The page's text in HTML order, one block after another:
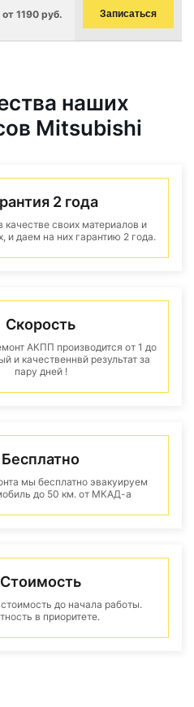
от 1190 руб. Записаться
наших
Mitsubishi
2 года
своих материалов и
и даем на них гарантию 2 года.
Скорость
АКПП производится от 1 до
и качественнвй результат за
пару дней !
Бесплатно
мы бесплатно эвакуируем
до 50 км. от МКАД-а
Стоимость
до начала работы.
в приоритете.